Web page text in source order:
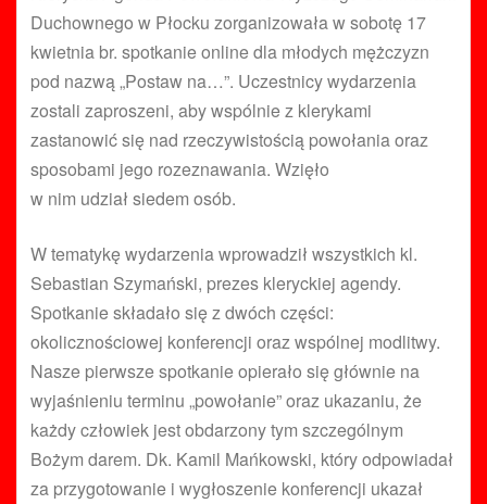
Duchownego w Płocku zorganizowała w sobotę 17
kwietnia br. spotkanie online dla młodych mężczyzn
pod nazwą „Postaw na…”. Uczestnicy wydarzenia
zostali zaproszeni, aby wspólnie z klerykami
zastanowić się nad rzeczywistością powołania oraz
sposobami jego rozeznawania. Wzięło
w nim udział siedem osób.
W tematykę wydarzenia wprowadził wszystkich kl.
Sebastian Szymański, prezes kleryckiej agendy.
Spotkanie składało się z dwóch części:
okolicznościowej konferencji oraz wspólnej modlitwy.
Nasze pierwsze spotkanie opierało się głównie na
wyjaśnieniu terminu „powołanie” oraz ukazaniu, że
każdy człowiek jest obdarzony tym szczególnym
Bożym darem. Dk. Kamil Mańkowski, który odpowiadał
za przygotowanie i wygłoszenie konferencji ukazał